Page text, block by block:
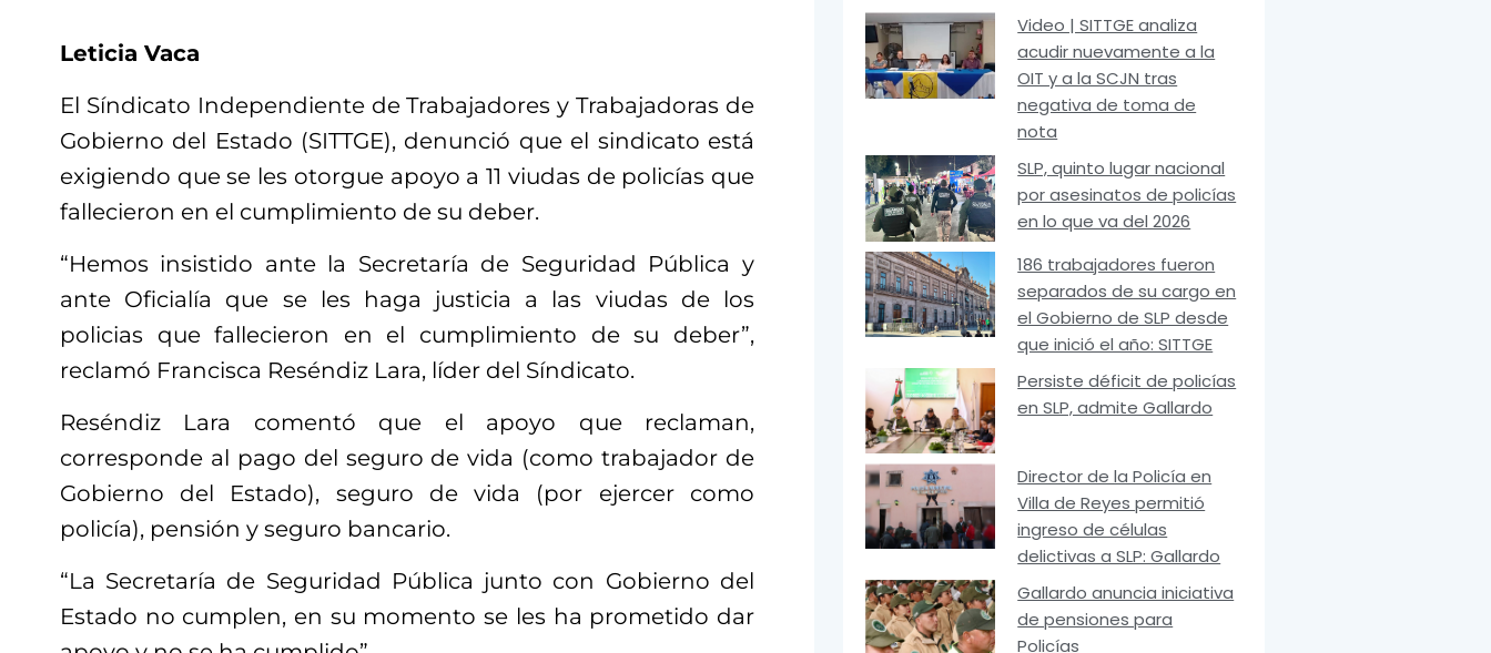
Leticia Vaca
El Síndicato Independiente de Trabajadores y Trabajadoras de
Gobierno del Estado (SITTGE), denunció que el sindicato está
exigiendo que se les otorgue apoyo a 11 viudas de policías que
fallecieron en el cumplimiento de su deber.
“Hemos insistido ante la Secretaría de Seguridad Pública y
ante Oficialía que se les haga justicia a las viudas de los
policias que fallecieron en el cumplimiento de su deber”,
reclamó Francisca Reséndiz Lara, líder del Síndicato.
Reséndiz Lara comentó que el apoyo que reclaman,
corresponde al pago del seguro de vida (como trabajador de
Gobierno del Estado), seguro de vida (por ejercer como
policía), pensión y seguro bancario.
“La Secretaría de Seguridad Pública junto con Gobierno del
Estado no cumplen, en su momento se les ha prometido dar
Video | SITTGE analiza
acudir nuevamente a la
OIT y a la SCJN tras
negativa de toma de
nota
SLP, quinto lugar nacional
por asesinatos de policías
en lo que va del 2026
186 trabajadores fueron
separados de su cargo en
el Gobierno de SLP desde
que inició el año: SITTGE
Persiste déficit de policías
en SLP, admite Gallardo
Director de la Policía en
Villa de Reyes permitió
ingreso de células
delictivas a SLP: Gallardo
Gallardo anuncia iniciativa
de pensiones para
Policías